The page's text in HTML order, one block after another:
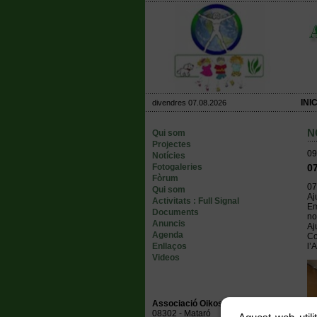
divendres 07.08.2026 INICI
Qui som
Projectes
Notícies
Fotogaleries
Fòrum
Qui som
Activitats : Full Signal
Documents
Anuncis
Agenda
Enllaços
Videos
Associació Oikos Ambiental
08302 - Mataró